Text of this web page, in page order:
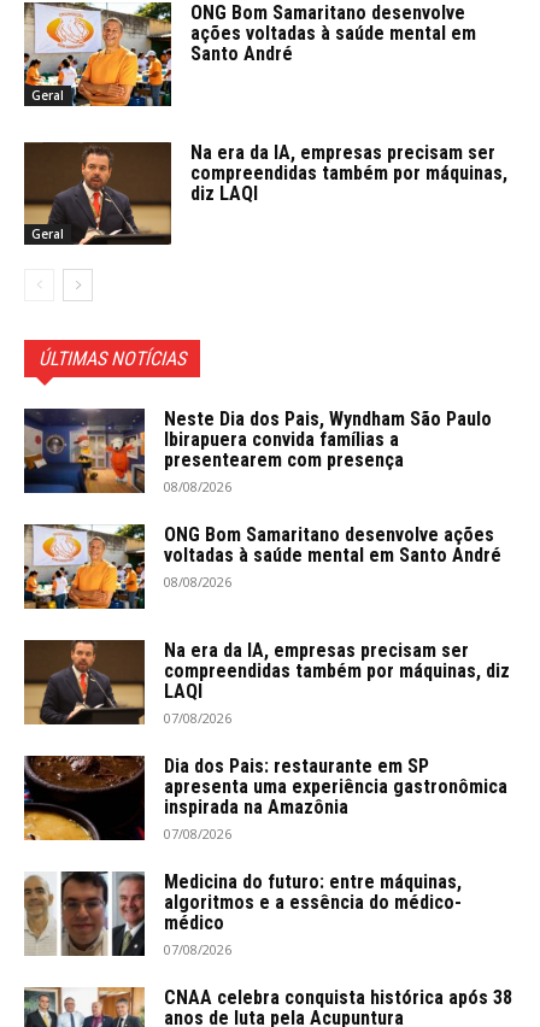
Geral
ONG Bom Samaritano desenvolve
ações voltadas à saúde mental em
Santo André
Geral
Na era da IA, empresas precisam ser
compreendidas também por máquinas,
diz LAQI
ÚLTIMAS NOTÍCIAS
Neste Dia dos Pais, Wyndham São Paulo
Ibirapuera convida famílias a
presentearem com presença
08/08/2026
ONG Bom Samaritano desenvolve ações
voltadas à saúde mental em Santo André
08/08/2026
Na era da IA, empresas precisam ser
compreendidas também por máquinas, diz
LAQI
07/08/2026
Dia dos Pais: restaurante em SP
apresenta uma experiência gastronômica
inspirada na Amazônia
07/08/2026
Medicina do futuro: entre máquinas,
algoritmos e a essência do médico-
médico
07/08/2026
CNAA celebra conquista histórica após 38
anos de luta pela Acupuntura